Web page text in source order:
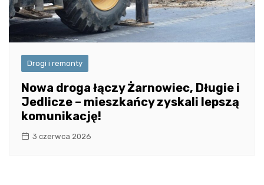
Drogi i remonty
Nowa droga łączy Żarnowiec, Długie i
Jedlicze – mieszkańcy zyskali lepszą
komunikację!
3 czerwca 2026